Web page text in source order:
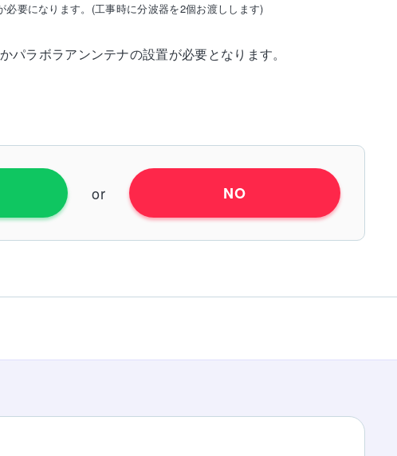
要になります。(工事時に分波器を2個お渡しします)
ラボラアンンテナの設置が必要となります。
or NO